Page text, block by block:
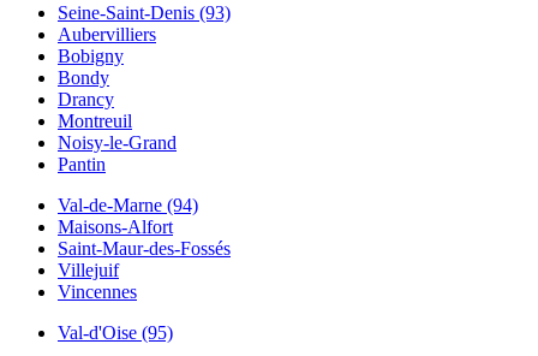
Seine-Saint-Denis (93)
Aubervilliers
Bobigny
Bondy
Drancy
Montreuil
Noisy-le-Grand
Pantin
Val-de-Marne (94)
Maisons-Alfort
Saint-Maur-des-Fossés
Villejuif
Vincennes
Val-d'Oise (95)